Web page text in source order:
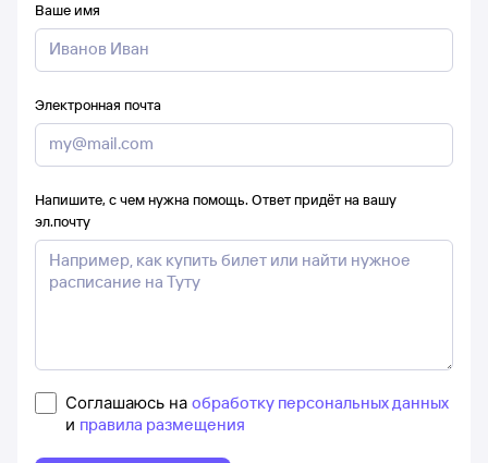
Ваше имя
Электронная почта
Напишите, с чем нужна помощь. Ответ придёт на вашу
эл.почту
Соглашаюсь на обработку персональных данных
и правила размещения